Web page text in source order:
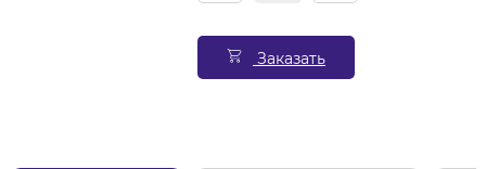
Заказать